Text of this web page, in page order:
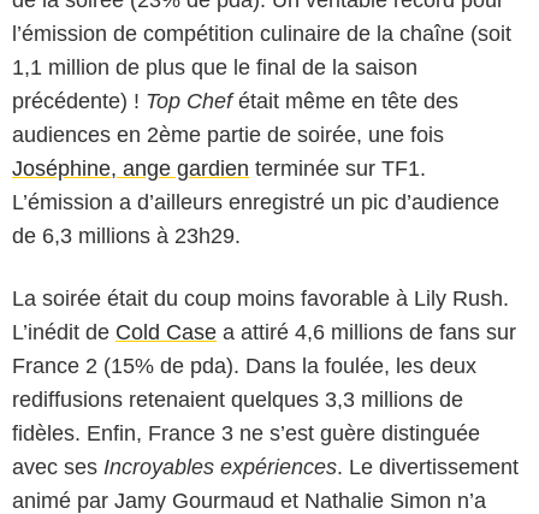
l’émission de compétition culinaire de la chaîne (soit
1,1 million de plus que le final de la saison
précédente) ! Top Chefétait même en tête des
audiences en 2ème partie de soirée, une fois
Joséphine, ange gardien terminée sur TF1.
L’émission a d’ailleurs enregistré un pic d’audience
de 6,3 millions à 23h29.
La soirée était du coup moins favorable à Lily Rush.
L’inédit de Cold Case a attiré 4,6 millions de fans sur
France 2 (15% de pda). Dans la foulée, les deux
rediffusions retenaient quelques 3,3 millions de
fidèles. Enfin, France 3 ne s’est guère distinguée
avec ses Incroyables expériences. Le divertissement
animé par Jamy Gourmaud et Nathalie Simon n’a